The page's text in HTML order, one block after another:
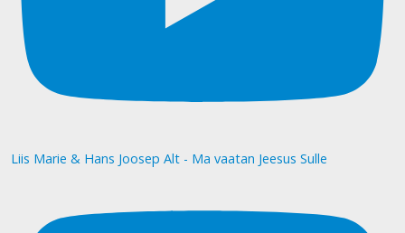
Liis Marie & Hans Joosep Alt - Ma vaatan Jeesus Sulle